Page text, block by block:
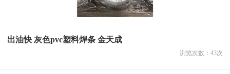
出油快 灰色pvc塑料焊条 金天成
浏览次数： 43次